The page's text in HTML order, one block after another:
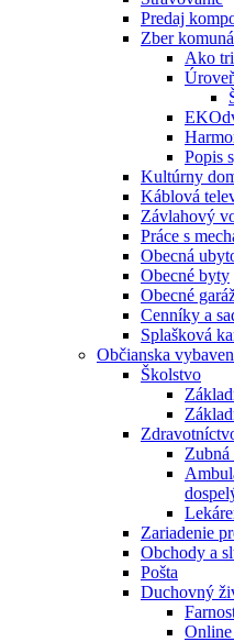
Predaj
Zber
Ako
Popis
Kultúrny
Káblová
Závlahový
Práce s
Obecná
Obecné byty
Obecné
Cenníky a
Splašková
Občianska
Školstvo
Zubná
Zariadenie
Obchody a
Pošta
Duchovný